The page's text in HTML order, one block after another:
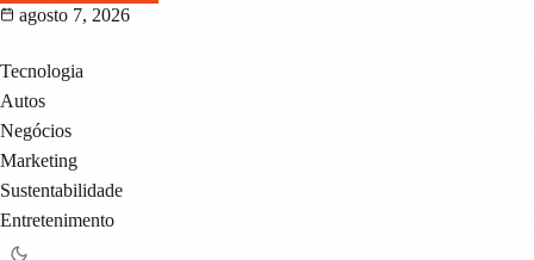
agosto 7, 2026
Tecnologia
Autos
Negócios
Marketing
Sustentabilidade
Entretenimento